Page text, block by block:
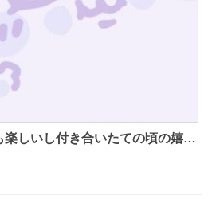
しいし付き合いたての頃の嬉し
ど(同棲前は1日で各50通くらい
ったのはこれ